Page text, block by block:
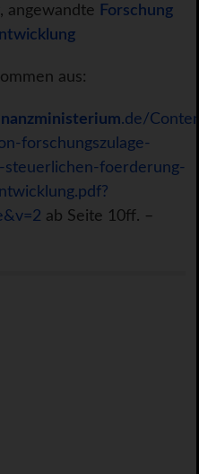
, angewandte Forschung
aus:
.de/
forschungszulage-
steuerlichen-foerderung-
ab Seite 10ff. –